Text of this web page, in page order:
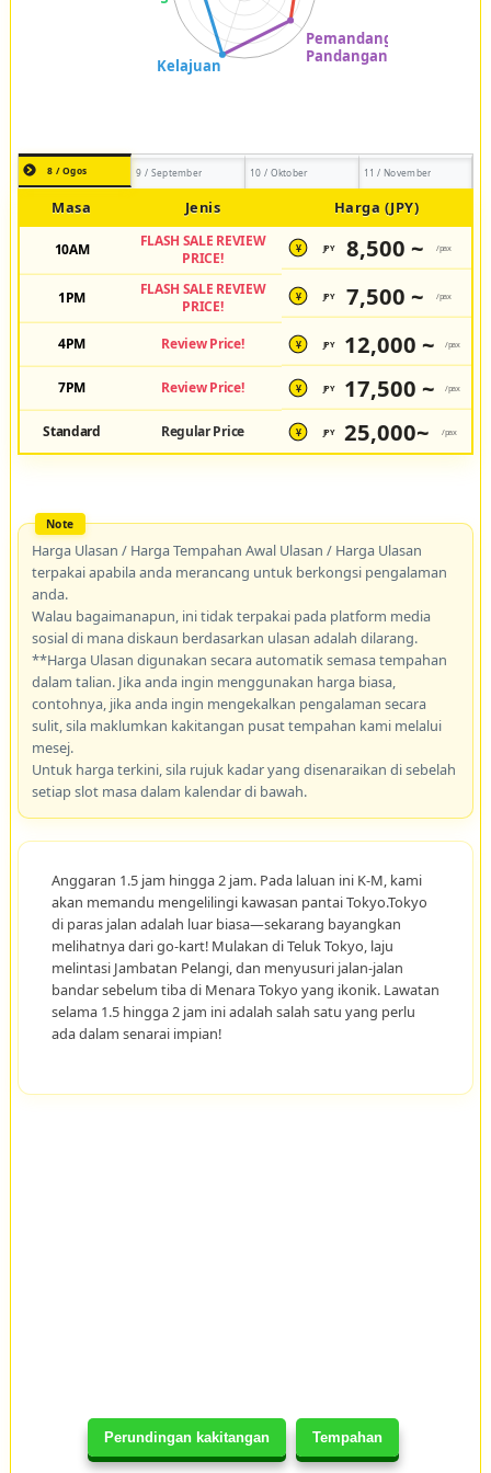
Perundingan kakitangan Tempahan
8 / Ogos 9 / September 10 / Oktober 11 / November
Masa Jenis Harga (JPY)
10AM
FLASH SALE REVIEW
PRICE!
¥ JPY 8,500 ~ /pax
1PM
FLASH SALE REVIEW
PRICE!
¥ JPY 7,500 ~ /pax
4PM Review Price! ¥ JPY 12,000 ~ /pax
7PM Review Price! ¥ JPY 17,500 ~ /pax
Standard Regular Price ¥ JPY 25,000~ /pax
Harga Ulasan / Harga Tempahan Awal Ulasan / Harga Ulasan
terpakai apabila anda merancang untuk berkongsi pengalaman
anda.
Walau bagaimanapun, ini tidak terpakai pada platform media
sosial di mana diskaun berdasarkan ulasan adalah dilarang.
**Harga Ulasan digunakan secara automatik semasa tempahan
dalam talian. Jika anda ingin menggunakan harga biasa,
contohnya, jika anda ingin mengekalkan pengalaman secara
sulit, sila maklumkan kakitangan pusat tempahan kami melalui
mesej.
Untuk harga terkini, sila rujuk kadar yang disenaraikan di sebelah
setiap slot masa dalam kalendar di bawah.
Anggaran 1.5 jam hingga 2 jam. Pada laluan ini K-M, kami
akan memandu mengelilingi kawasan pantai Tokyo.Tokyo
di paras jalan adalah luar biasa—sekarang bayangkan
melihatnya dari go-kart! Mulakan di Teluk Tokyo, laju
melintasi Jambatan Pelangi, dan menyusuri jalan-jalan
bandar sebelum tiba di Menara Tokyo yang ikonik. Lawatan
selama 1.5 hingga 2 jam ini adalah salah satu yang perlu
ada dalam senarai impian!